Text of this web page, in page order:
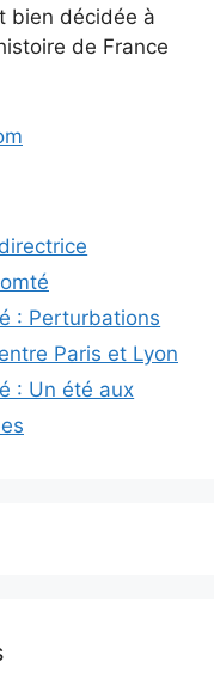
bien décidée à
de France
directrice
: Perturbations
Paris et Lyon
: Un été aux